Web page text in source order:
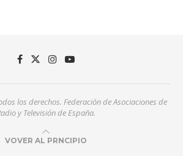
los derechos. Federación de Asociaciones de
y Televisión de España.
VOVER AL PRNCIPIO